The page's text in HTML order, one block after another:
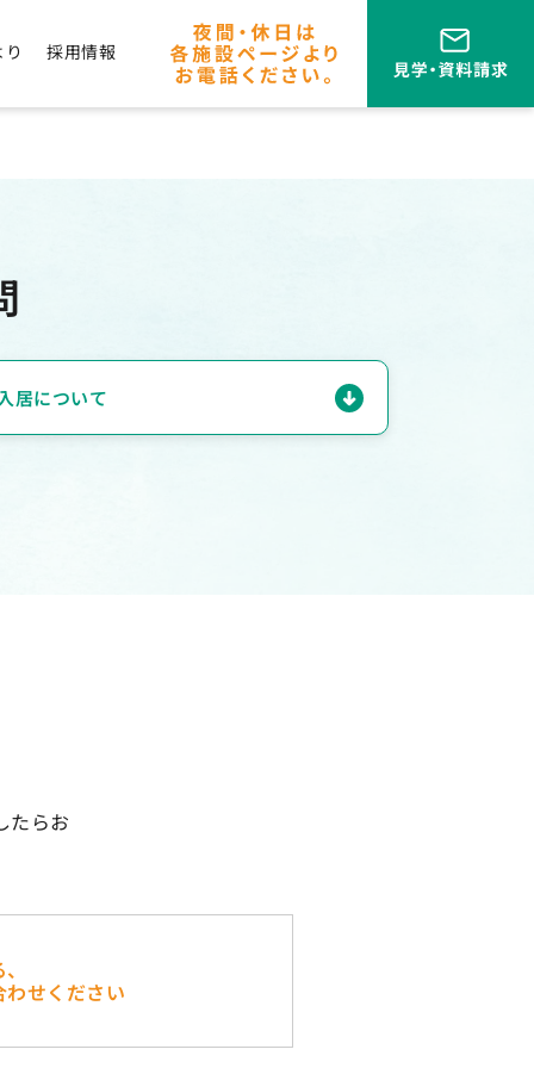
採用情報
居について
たらお
せください